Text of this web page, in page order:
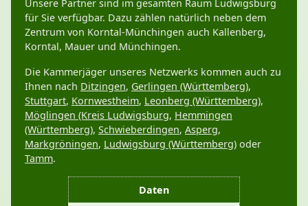
Daten
Unsere Partner sind im gesamten Raum Ludwigsburg
für Sie verfügbar. Dazu zählen natürlich neben dem
Zentrum von Korntal-Münchingen auch Kallenberg,
Korntal, Mauer und Münchingen.
Die Kammerjäger unseres Netzwerks kommen auch zu
Ihnen nach Ditzingen, Gerlingen (Württemberg),
Stuttgart, Kornwestheim, Leonberg (Württemberg),
Möglingen (Kreis Ludwigsburg, Hemmingen
(Württemberg), Schwieberdingen, Asperg,
Markgröningen, Ludwigsburg (Württemberg) oder
Tamm.